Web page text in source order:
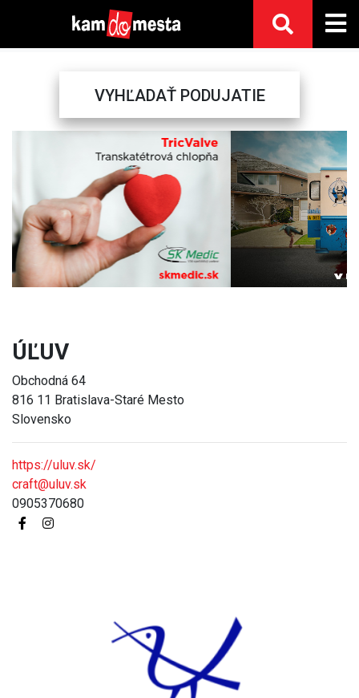
VYHĽADAŤ PODUJATIE
Previous Next
ÚĽUV
Obchodná 64
816 11 Bratislava-Staré Mesto
Slovensko
https://uluv.sk/
craft@uluv.sk
0905370680